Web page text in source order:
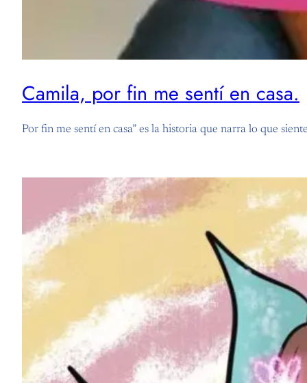
Camila, por fin me sentí en casa.
Por fin me sentí en casa” es la historia que narra lo que